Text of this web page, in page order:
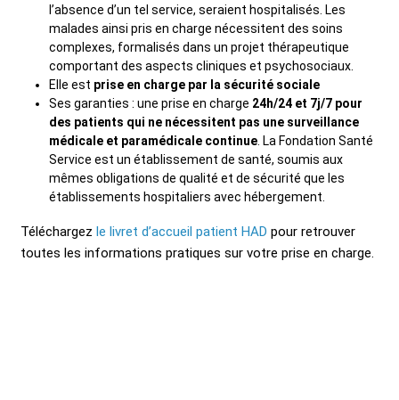
l’absence d’un tel service, seraient hospitalisés. Les
malades ainsi pris en charge nécessitent des soins
complexes, formalisés dans un projet thérapeutique
comportant des aspects cliniques et psychosociaux.
Elle est prise en charge par la sécurité sociale
Ses garanties : une prise en charge 24h/24 et 7j/7 pour
des patients qui ne nécessitent pas une surveillance
médicale et paramédicale continue. La Fondation Santé
Service est un établissement de santé, soumis aux
mêmes obligations de qualité et de sécurité que les
établissements hospitaliers avec hébergement.
Téléchargez le livret d’accueil patient HAD pour retrouver
toutes les informations pratiques sur votre prise en charge.